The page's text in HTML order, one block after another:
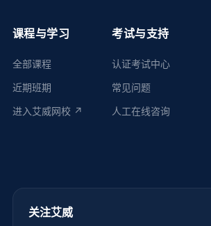
课程与学习
全部课程
近期班期
进入艾威网校 ↗
考试与支持
认证考试中心
常见问题
人工在线咨询
关注艾威